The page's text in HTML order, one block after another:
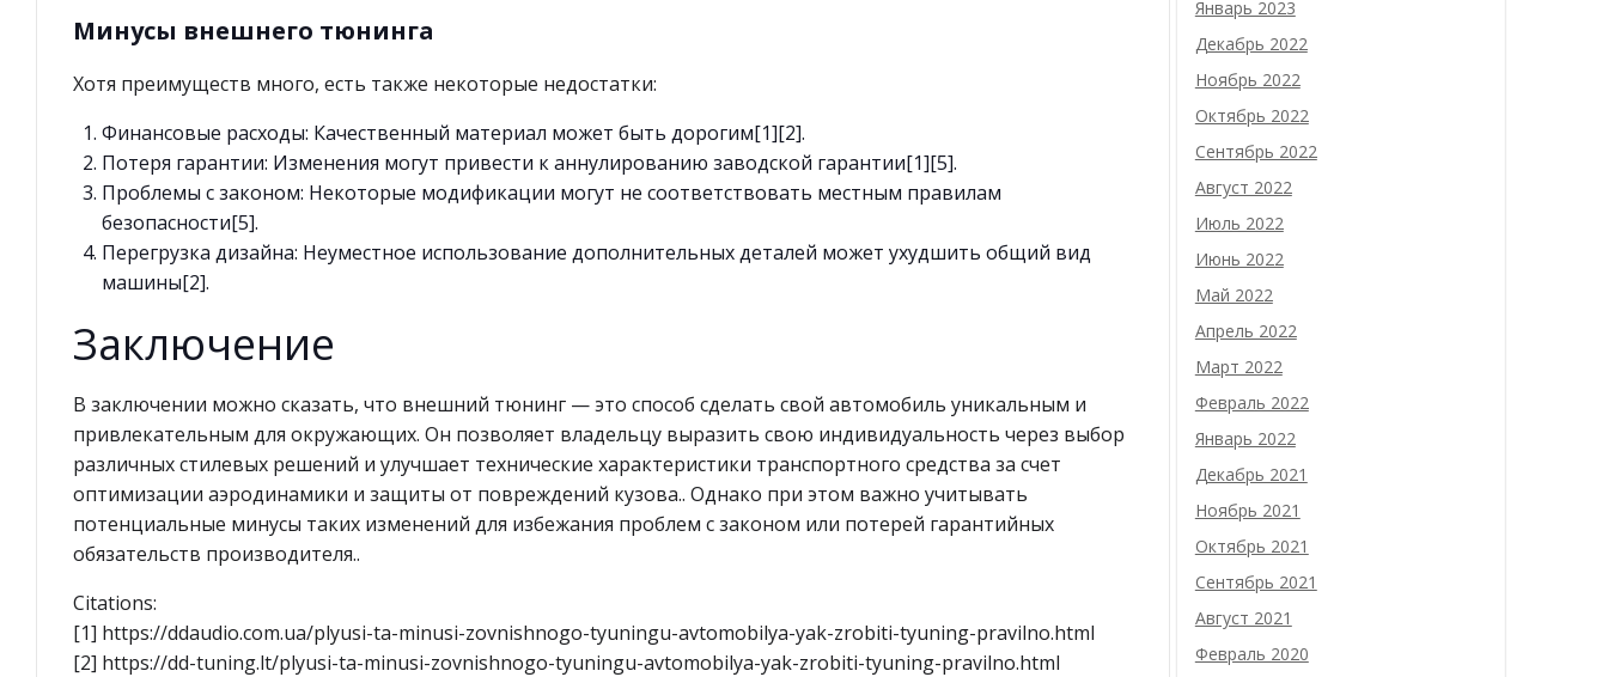
Минусы внешнего тюнинга
Хотя преимуществ много, есть также некоторые недостатки:
Финансовые расходы: Качественный материал может быть дорогим[1][2].
Потеря гарантии: Изменения могут привести к аннулированию заводской гарантии[1][5].
Проблемы с законом: Некоторые модификации могут не соответствовать местным правилам
безопасности[5].
Перегрузка дизайна: Неуместное использование дополнительных деталей может ухудшить общий вид
машины[2].
Заключение
В заключении можно сказать, что внешний тюнинг — это способ сделать свой автомобиль уникальным и
привлекательным для окружающих. Он позволяет владельцу выразить свою индивидуальность через выбор
различных стилевых решений и улучшает технические характеристики транспортного средства за счет
оптимизации аэродинамики и защиты от повреждений кузова.. Однако при этом важно учитывать
потенциальные минусы таких изменений для избежания проблем с законом или потерей гарантийных
обязательств производителя..
Citations:
[1] https://ddaudio.com.ua/plyusi-ta-minusi-zovnishnogo-tyuningu-avtomobilya-yak-zrobiti-tyuning-pravilno.html
[2] https://dd-tuning.lt/plyusi-ta-minusi-zovnishnogo-tyuningu-avtomobilya-yak-zrobiti-tyuning-pravilno.html
Январь 2023
Декабрь 2022
Ноябрь 2022
Октябрь 2022
Сентябрь 2022
Август 2022
Июль 2022
Июнь 2022
Май 2022
Апрель 2022
Март 2022
Февраль 2022
Январь 2022
Декабрь 2021
Ноябрь 2021
Октябрь 2021
Сентябрь 2021
Август 2021
Февраль 2020